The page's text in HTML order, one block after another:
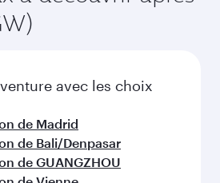
Veuillez vérifier les détails
de la réservation.
de la demande
popularité de l'itinéraire et de
exploration
ville et commencez
!
de Erbil
de Doha